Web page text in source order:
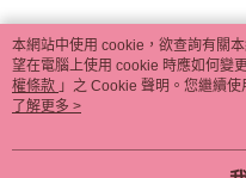
熱門標籤
本網站中使用 cookie，欲查詢有關
望在電腦上使用 cookie 時應如何變
權條款 」之 Cookie 聲明。您繼續
用條款之 Cookie 聲明使用 cookie。
了解更多 >